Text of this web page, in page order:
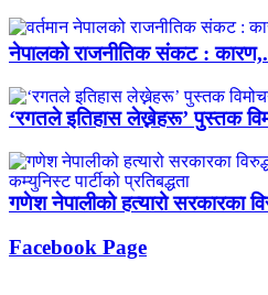
नेपालको राजनीतिक संकट :
‘रगतले इतिहास लेख्नेहरू’ पुस्तक
गणेश नेपालीको हत्यारो सरकारका
Facebook Page